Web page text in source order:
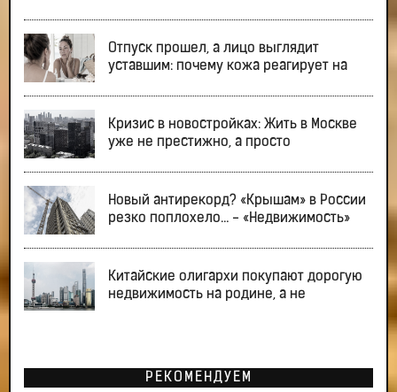
Отпуск прошел, а лицо выглядит
уставшим: почему кожа реагирует на
Кризис в новостройках: Жить в Москве
уже не престижно, а просто
Новый антирекорд? «Крышам» в России
резко поплохело… - «Недвижимость»
Китайские олигархи покупают дорогую
недвижимость на родине, а не
РЕКОМЕНДУЕМ